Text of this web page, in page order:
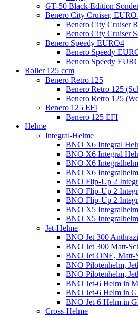
GT-50 Black-Edition
Benero City Cruiser,
Benero City Cruiser
Benero City Cruiser
Benero Speedy EURO4
Benero Speedy
Benero Speedy
Roller 125 ccm
Benero Retro 125
Benero Retro 125
Benero Retro 125
Benero 125 EFI
Benero 125 EFI
Helme
Integral-Helme
BNO X6 Integral
BNO X6 Integral
BNO X6
BNO X6
BNO Flip-Up 2
BNO Flip-Up 2
BNO Flip-Up 2
BNO X5
BNO X5
Jet-Helme
BNO Jet 300
BNO Jet 300 Matt-
BNO Jet ONE, Matt-
BNO Pilotenhelm,
BNO Pilotenhelm,
BNO Jet-6 Helm in
BNO Jet-6 Helm in
BNO Jet-6 Helm in
Cross-Helme